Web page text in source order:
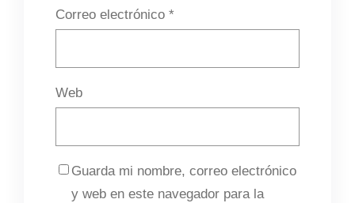
Correo electrónico *
Web
Guarda mi nombre, correo electrónico
y web en este navegador para la